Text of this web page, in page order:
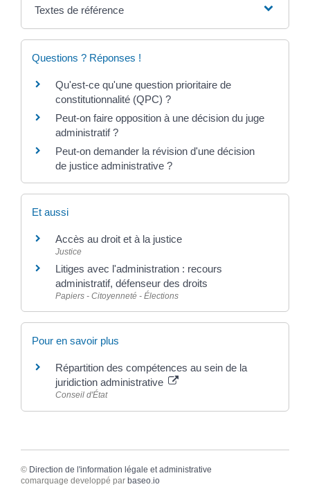
Textes de référence
Questions ? Réponses !
Qu'est-ce qu'une question prioritaire de
constitutionnalité (QPC) ?
Peut-on faire opposition à une décision du juge
administratif ?
Peut-on demander la révision d'une décision
de justice administrative ?
Et aussi
Accès au droit et à la justice
Justice
Litiges avec l'administration : recours
administratif, défenseur des droits
Papiers - Citoyenneté - Élections
Pour en savoir plus
Répartition des compétences au sein de la
juridiction administrative
Conseil d'État
© Direction de l'information légale et administrative
comarquage developpé par baseo.io